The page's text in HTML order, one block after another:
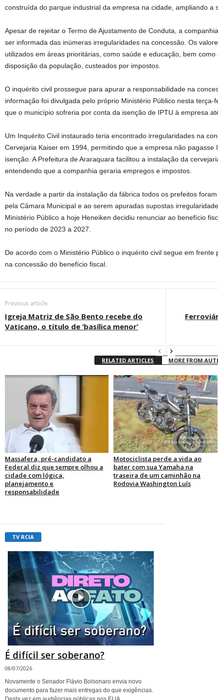
construída do parque industrial da empresa na cidade, ampliando a
Apesar de rejeitar o Termo de Ajustamento de Conduta, a
ser informada das inúmeras irregularidades na concessão. Os
utilizados em áreas prioritárias, como saúde e educação, bem
disposição da população, custeados por impostos.
O inquérito civil prossegue para apurar a responsabilidade na
informação foi divulgada pelo próprio Ministério Público nesta
que o município sofreria por conta da isenção de IPTU à empresa
Um Inquérito Civil instaurado teria encontrado irregularidades na
Cervejaria Kaiser em 1994, permitindo que a empresa não pagasse
isenção. A Prefeitura de Araraquara facilitou a instalação da
entendendo que a companhia geraria empregos e impostos.
Na verdade a partir da instalação da fábrica todos os prefeitos
pela Câmara Municipal e ao serem apuradas supostas
Ministério Público a hoje Heneiken decidiu renunciar ao benefício
no período de 2023 a 2027.
De acordo com o Ministério Público o inquérito civil segue em
na concessão do benefício fiscal.
Previous article
Igreja Matriz de São Bento recebe do
Vaticano, o título de ‘basílica menor’
RELATED ARTICLES MORE FROM
Massafera, pré-candidato a
Federal diz que sempre olhou a
cidade com lógica,
planejamento e
responsabilidade
Motociclista perde a vida ao
bater com sua Yamaha na
traseira de um caminhão na
Rodovia Washington Luís
TV RCIA
É difícil ser soberano?
08/07/2026
Novamente o Senador Flávio Bolsonaro envia novo
documento para fazer mais entregas do que exigências.